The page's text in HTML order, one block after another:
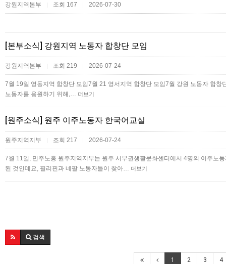
강원지역본부 | 조회 167 | 2026-07-30
[본부소식] 강원지역 노동자 합창단 모임
강원지역본부 | 조회 219 | 2026-07-24
7월 19일 영동지역 합창단 모임7월 21 영서지역 합창단 모임 7월 강원 노동자 합
노동자를 응원하기 위해,… 더보기
[원주소식] 원주 이주노동자 한국어교실
원주지역지부 | 조회 217 | 2026-07-24
7월 11일, 민주노총 원주지역지부는 원주 서부권생활문화센터에서 4명의 이주노
된 것인데요, 필리핀과 네팔 노동자들이 찾아… 더보기
검색
1 2 3 4